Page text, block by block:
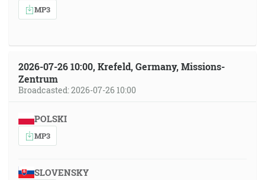
MP3
2026-07-26 10:00, Krefeld, Germany, Missions-
Zentrum
Broadcasted: 2026-07-26 10:00
POLSKI
MP3
SLOVENSKY